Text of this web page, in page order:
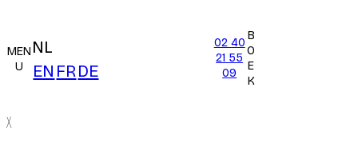
MEN
U
NL
EN FRDE
02 40
21 55
09
B
O
E
K
X